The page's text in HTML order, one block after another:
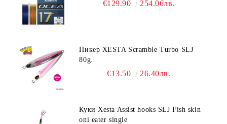
€129.90 254.06лв.
Пикер XESTA Scramble Turbo SLJ
80g.
€13.50 26.40лв.
Куки Xesta Assist hooks SLJ Fish skin
oni eater single